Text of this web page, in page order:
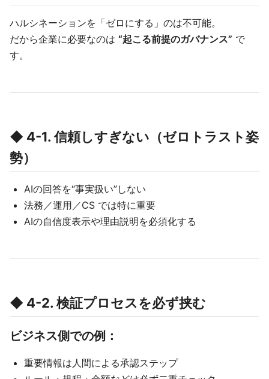
ハルシネーションを「ゼロにする」のは不可能。
だから企業に必要なのは “起こる前提のガバナンス” で
す。
◆ 4-1. 信頼しすぎない（ゼロトラスト姿
勢）
AIの回答を“事実扱い”しない
法務／運用／CS では特に重要
AIの自信度表示や理由説明を必須化する
◆ 4-2. 検証プロセスを必ず挟む
ビジネス側での例：
重要情報は人間による承認ステップ